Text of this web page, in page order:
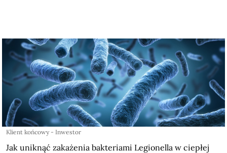
Klient końcowy - Inwestor
Jak uniknąć zakażenia bakteriami Legionella w ciepłej